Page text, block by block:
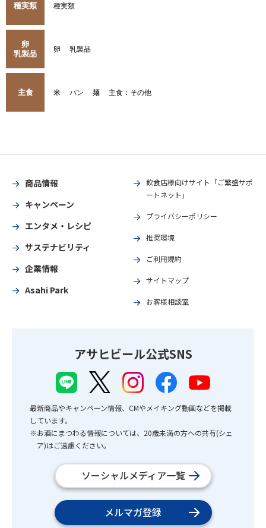
種実類 種実類
卵
乳製品
卵 乳製品
主食 米 パン 麺 主食：その他
商品情報
キャンペーン
エンタメ・レシピ
サステナビリティ
企業情報
Asahi Park
飲食店様向けサイト「ご繁盛サポ
ートネット」
プライバシーポリシー
推奨環境
ご利用規約
サイトマップ
お客様相談室
アサヒビール公式SNS
最新商品やキャンペーン情報、CMやメイキング動画などを掲載
しています。
※お酒にまつわる情報については、20歳未満の方への共有(シェ
ア)はご遠慮ください。
ソーシャルメディア一覧
メルマガ登録